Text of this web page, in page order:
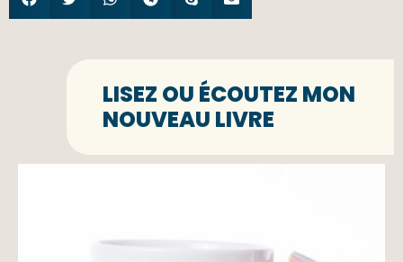
LISEZ OU ÉCOUTEZ MON
NOUVEAU LIVRE